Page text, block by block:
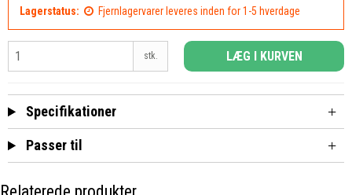
Lagerstatus: Fjernlagervarer leveres inden for 1-5 hverdage
stk. LÆG I KURVEN
Specifikationer
Passer til